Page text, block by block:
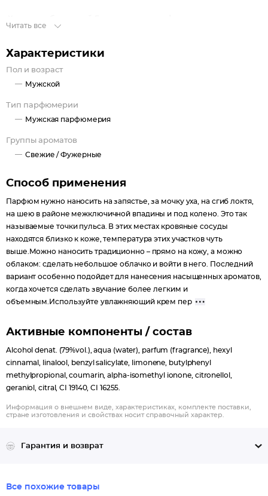
Читать все
Характеристики
Пол и возраст
Мужской
Тип парфюмерии
Мужская парфюмерия
Группы ароматов
Свежие /Фужерные
Способ применения
Парфюм нужно наносить на запястье, за мочку уха, на сгиб локтя,
на шею в районе межключичной впадины и под колено. Это так
называемые точки пульса. В этих местах кровяные сосуды
находятся близко к коже, температура этих участков чуть
выше.Можно наносить традиционно – прямо на кожу, а можно
облаком: сделать небольшое облачко и войти в него. Последний
вариант особенно подойдет для нанесения насыщенных ароматов,
когда хочется сделать звучание более легким и
объемным.Используйте увлажняющий крем пер
Активные компоненты / состав
Alcohol denat. (79%vol.), aqua (water), parfum (fragrance), hexyl
cinnamal, linalool, benzyl salicylate, limonene, butylphenyl
methylpropional, coumarin, alpha-isomethyl ionone, citronellol,
geraniol, citral, CI 19140, CI 16255.
Информация о внешнем виде, характеристиках, комплекте поставки,
стране изготовления и свойствах носит справочный характер.
Гарантия и возврат
Все похожие товары